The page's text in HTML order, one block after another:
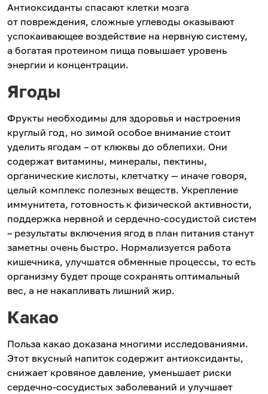
Антиоксиданты спасают клетки мозга
от повреждения, сложные углеводы оказывают
успокаивающее воздействие на нервную систему,
а богатая протеином пища повышает уровень
энергии и концентрации.
Ягоды
Фрукты необходимы для здоровья и настроения
круглый год, но зимой особое внимание стоит
уделить ягодам – от клюквы до облепихи. Они
содержат витамины, минералы, пектины,
органические кислоты, клетчатку — иначе говоря,
целый комплекс полезных веществ. Укрепление
иммунитета, готовность к физической активности,
поддержка нервной и сердечно-сосудистой систем
– результаты включения ягод в план питания станут
заметны очень быстро. Нормализуется работа
кишечника, улучшатся обменные процессы, то есть
организму будет проще сохранять оптимальный
вес, а не накапливать лишний жир.
Какао
Польза какао доказана многими исследованиями.
Этот вкусный напиток содержит антиоксиданты,
снижает кровяное давление, уменьшает риски
сердечно-сосудистых заболеваний и улучшает